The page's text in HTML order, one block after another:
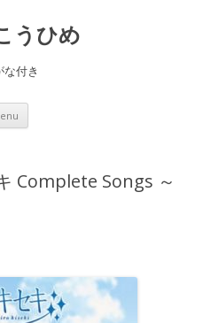
うひめ
付き
Skip to content
Complete Songs ～